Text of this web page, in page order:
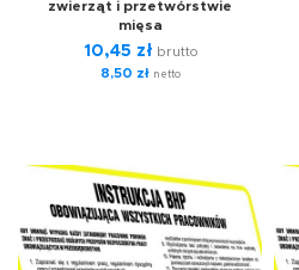
zwierząt i przetwórstwie
mięsa
10,45 zł brutto
8,50 złnetto